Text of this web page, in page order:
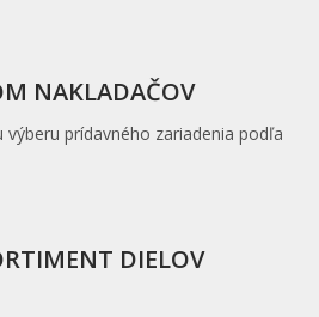
NAKLADAČOV
prídavného zariadenia podľa
DIELOV